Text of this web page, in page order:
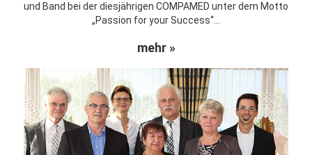
und Band bei der diesjährigen COMPAMED unter dem Motto
„Passion for your Success“...
mehr »